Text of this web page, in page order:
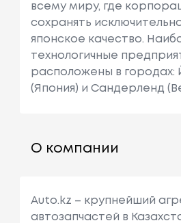
всему миру, где
сохранять
японское качество.
технологичные
расположены в городах:
(Япония) и Сандерленд
О компании
Auto.kz – крупнейший
автозапчастей в